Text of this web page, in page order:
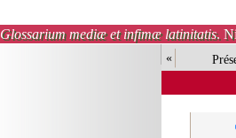
Glossarium mediæ et infimæ latinitatis.
«